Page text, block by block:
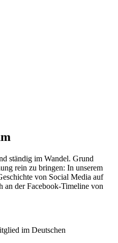
ständig im Wandel. Grund
rein zu bringen: In unserem
von Social Media auf
an der Facebook-Timeline von
im Deutschen